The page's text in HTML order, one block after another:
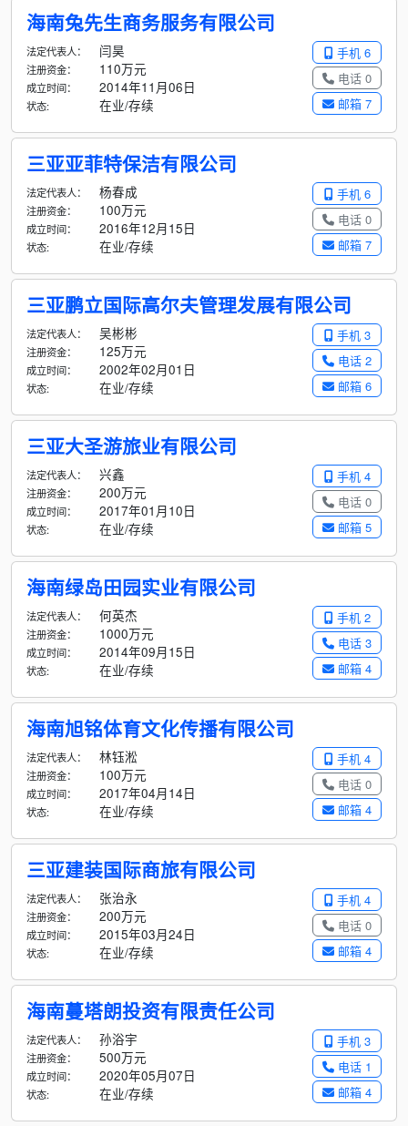
海南兔先生商务服务有限公司
手机 6
电话 0
邮箱 7
法定代表人： 闫昊
注册资金： 110万元
成立时间： 2014年11月06日
状态: 在业/存续
三亚亚菲特保洁有限公司
手机 6
电话 0
邮箱 7
法定代表人： 杨春成
注册资金： 100万元
成立时间： 2016年12月15日
状态: 在业/存续
三亚鹏立国际高尔夫管理发展有限公司
手机 3
电话 2
邮箱 6
法定代表人： 吴彬彬
注册资金： 125万元
成立时间： 2002年02月01日
状态: 在业/存续
三亚大圣游旅业有限公司
手机 4
电话 0
邮箱 5
法定代表人： 兴鑫
注册资金： 200万元
成立时间： 2017年01月10日
状态: 在业/存续
海南绿岛田园实业有限公司
手机 2
电话 3
邮箱 4
法定代表人： 何英杰
注册资金： 1000万元
成立时间： 2014年09月15日
状态: 在业/存续
海南旭铭体育文化传播有限公司
手机 4
电话 0
邮箱 4
法定代表人： 林钰淞
注册资金： 100万元
成立时间： 2017年04月14日
状态: 在业/存续
三亚建装国际商旅有限公司
手机 4
电话 0
邮箱 4
法定代表人： 张治永
注册资金： 200万元
成立时间： 2015年03月24日
状态: 在业/存续
海南蔓塔朗投资有限责任公司
手机 3
电话 1
邮箱 4
法定代表人： 孙浴宇
注册资金： 500万元
成立时间： 2020年05月07日
状态: 在业/存续